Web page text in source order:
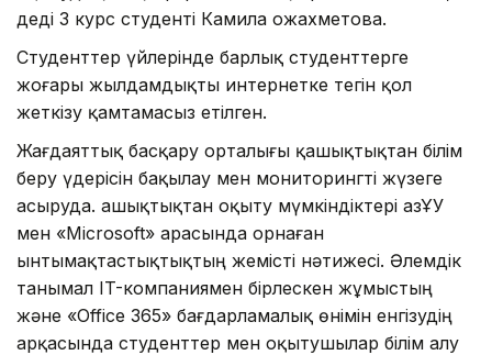
деді 3 курс студенті Камила Қожахметова.
Студенттер үйлерінде барлық студенттерге
жоғары жылдамдықты интернетке тегін қол
жеткізу қамтамасыз етілген.
Жағдаяттық басқару орталығы қашықтықтан білім
беру үдерісін бақылау мен мониторингті жүзеге
асыруда. Қашықтықтан оқыту мүмкіндіктері ҚазҰУ
мен «Microsoft» арасында орнаған
ынтымақтастықтықтың жемісті нәтижесі. Әлемдік
танымал IT-компаниямен бірлескен жұмыстың
және «Office 365» бағдарламалық өнімін енгізудің
арқасында студенттер мен оқытушылар білім алу